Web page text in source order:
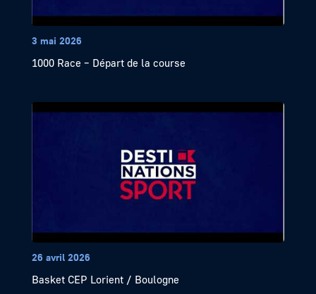
3 mai 2026
1000 Race – Départ de la course
26 avril 2026
Basket CEP Lorient / Boulogne